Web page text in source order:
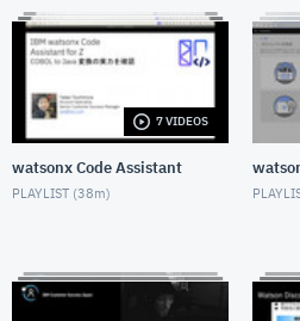
7 VIDEOS
watsonx Code Assistant
PLAYLIST (38m)